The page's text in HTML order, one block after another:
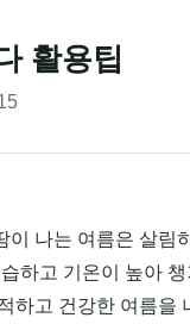
활용팁
이 나는 여름은 살림
하고 기온이 높아 챙
하고 건강한 여름을